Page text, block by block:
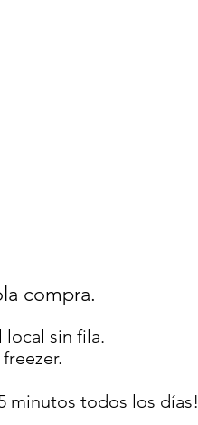
compra.
local sin fila.
minutos todos los días!